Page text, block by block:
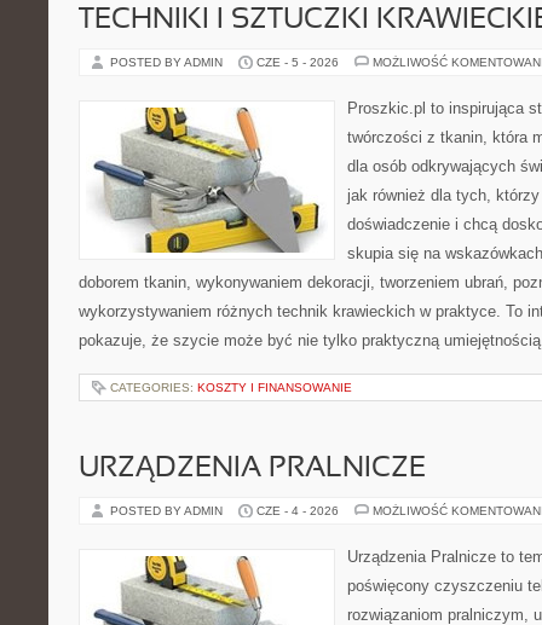
TECHNIKI I SZTUCZKI
POSTED BY ADMIN CZE - 5 - 2026 MOŻLIWOŚĆ
Proszkic.pl to inspirująca
twórczości z tkanin, która
dla osób odkrywających
jak również dla tych,
doświadczenie i chcą
skupia się na
doborem tkanin, wykonywaniem dekoracji, tworzeniem ubrań,
wykorzystywaniem różnych technik krawieckich w praktyce. To
pokazuje, że szycie może być nie tylko praktyczną
CATEGORIES: KOSZTY I FINANSOWANIE
URZĄDZENIA PRALNICZE
POSTED BY ADMIN CZE - 4 - 2026 MOŻLIWOŚĆ
Urządzenia Pralnicze to
poświęcony czyszczeniu
rozwiązaniom pralniczym,